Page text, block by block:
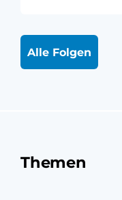
Alle Folgen
Themen